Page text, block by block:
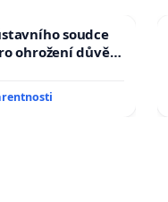
soudce
ohrožení důvěry